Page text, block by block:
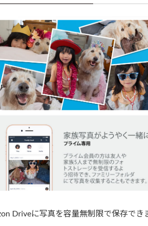
Driveに写真を容量無制限で保存でき